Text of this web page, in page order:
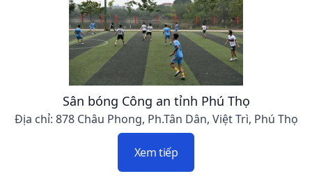
Sân bóng Công an tỉnh Phú Thọ
Địa chỉ: 878 Châu Phong, Ph.Tân Dân, Việt Trì, Phú Thọ
Xem tiếp